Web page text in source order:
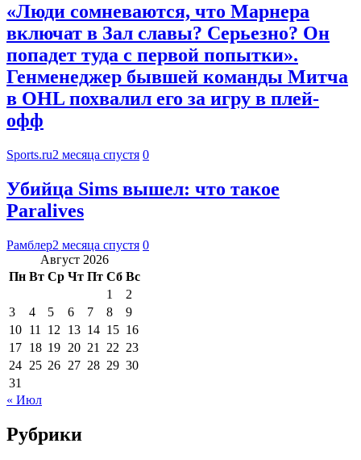
«Люди сомневаются, что Марнера
включат в Зал славы? Серьезно? Он
попадет туда с первой попытки».
Генменеджер бывшей команды Митча
в OHL похвалил его за игру в плей-
офф
Sports.ru2 месяца спустя 0
Убийца Sims вышел: что такое
Paralives
Рамблер2 месяца спустя 0
Август 2026
Пн Вт Ср Чт Пт Сб Вс
1
2
3
4 5 6 7 8
9
10 11 12 13 14 15 16
17 18 19 20 21 22 23
24 25 26 27 28 29 30
31
« Июл
Рубрики